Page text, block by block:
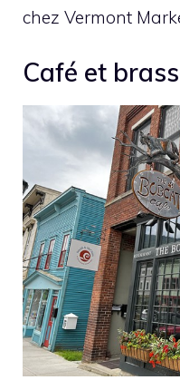
chez Vermont
Café et